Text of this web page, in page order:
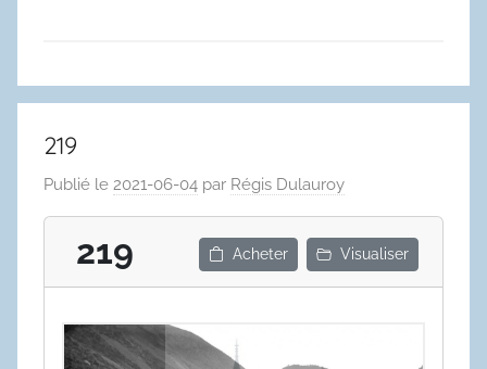
219
Publié le 2021-06-04 par Régis Dulauroy
219 Acheter Visualiser